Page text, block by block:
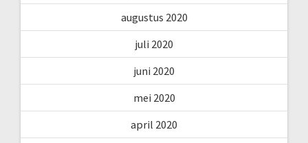
augustus 2020
juli 2020
juni 2020
mei 2020
april 2020